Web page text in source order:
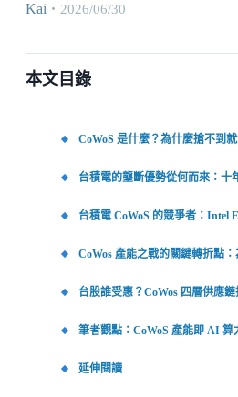
Kai ・ 2026/06/30
本文目錄
CoWoS 是什麼？為什麼搶不到
台積電的壟斷優勢從何而來：十
台積電 CoWoS 的競爭者：Intel
CoWos 產能之戰的關鍵轉折點：
台股誰受惠？CoWos 四層供應鏈
筆者觀點：CoWoS 產能即 AI 算
延伸閱讀